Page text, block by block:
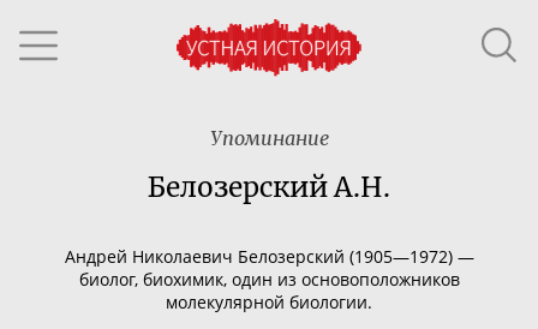
Упоминание
Белозерский А.Н.
Андрей Николаевич Белозерский (1905—1972) —
биолог, биохимик, один из основоположников
молекулярной биологии.